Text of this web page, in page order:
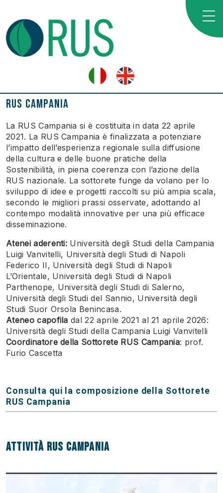
RUS Campania
La RUS Campania si è costituita in data 22 aprile
2021. La RUS Campania è finalizzata a potenziare
l’impatto dell’esperienza regionale sulla diffusione
della cultura e delle buone pratiche della
Sostenibilità, in piena coerenza con l’azione della
RUS nazionale. La sottorete funge da volano per lo
sviluppo di idee e progetti raccolti su più ampia scala,
secondo le migliori prassi osservate, adottando al
contempo modalità innovative per una più efficace
disseminazione.
Atenei aderenti: Università degli Studi della Campania
Luigi Vanvitelli, Università degli Studi di Napoli
Federico II, Università degli Studi di Napoli
L’Orientale, Università degli Studi di Napoli
Parthenope, Università degli Studi di Salerno,
Università degli Studi del Sannio, Università degli
Studi Suor Orsola Benincasa.
Ateneo capofiladal 22 aprile 2021 al 21 aprile 2026:
Università degli Studi della Campania Luigi Vanvitelli
Coordinatore della Sottorete RUS Campania: prof.
Furio Cascetta
Consulta qui la composizione della Sottorete
RUS Campania
Attività RUS Campania